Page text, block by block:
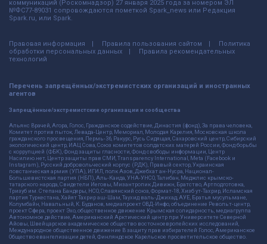
коммуникаций (Роскомнадзор) 27 января 2025 года за номером ЭЛ
№ФС77-89031 сопровождаются пометкой Spark_news или Редакция
Spark.ru, или Spark.
Правовая информация Правила пользования сайтом
Политика
обработки персональных данных
Правила рекомендательных
технологий
Перечень запрещённых/экстремистских организаций и иностранных
агентов
Запрещённые/экстремистские организации и сообщества
Альянс Врачей, Агора, Голос, Гражданское содействие, Династия (фонд), За права человека,
Комитет против пыток, Левада-Центр, Мемориал, Молодая Карелия, Московская школа
гражданского просвещения, Пермь-36, Ракурс, Русь Сидящая, Сахаровский центр, Сибирский
экологический центр, ИАЦ Сова, Союз комитетов солдатских матерей России, Фонд борьбы
с коррупцией (ФБК), Фонд защиты гласности, Фонд свободы информации, Центр
Насилию.нет, Центр защиты прав СМИ, Transparency International, Meta (Facebook и
Instagram), Русский добровольческий корпус (РДК), Правый сектор, Украинская
повстанческая армия (УПА), ИГИЛ, полк Азов, Джебхат ан-Нусра, Национал-
Большевистская партия (НБП), Аль-Каида, УНА-УНСО, Талибан, Меджлис крымско-
татарского народа, Свидетели Иеговы, Мизантропик Дивижн, Братство, Артподготовка,
Тризуб им. Степана Бандеры, НСО, Славянский союз, Формат-18, Хизб ут-Тахрир, Исламская
партия Туркестана, Хайят Тахрир аш-Шам, Таухид валь-Джихад, АУЕ, Братья мусульмане,
Колумбайн, Навальный, К. Буданов, медиапроект ОВД-Инфо, объединение Револьт-центр,
проект Сфера, проект Эхо, общественное движение Крымская солидарность, медиагруппа
Автономное действие, Американский Арктический центр при Университете Северной
Айовы, Швейцарское академическое общество восточноевропейских исследований,
Международное общественное движение В защиту прав избирателей Голос, Американское
Общество евангелизации детей, Финляндское Карельское просветительское общество.